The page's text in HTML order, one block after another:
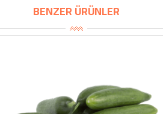
BENZER ÜRÜNLER